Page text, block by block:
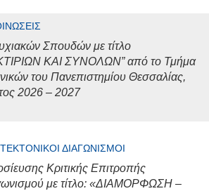
Σπουδών με τίτλο
ΚΑΙ ΣΥΝΟΛΩΝ” από το Τμήμα
του Πανεπιστημίου Θεσσαλίας,
2026 – 2027
ΔΙΑΓΩΝΙΣΜΟΊ
Κριτικής Επιτροπής
με τίτλο: «ΔΙΑΜΟΡΦΩΣΗ –